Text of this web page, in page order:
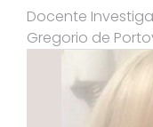
Docente
Gregorio de